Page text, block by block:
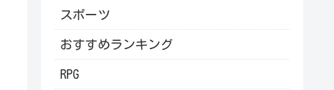
スポーツ
おすすめランキング
RPG